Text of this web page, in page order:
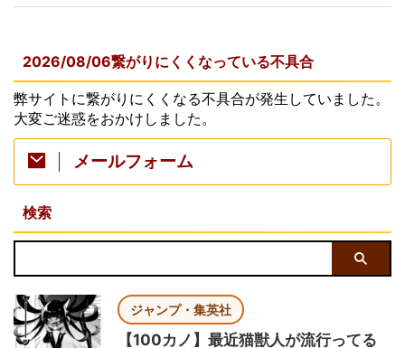
2026/08/06繋がりにくくなっている不具合
弊サイトに繋がりにくくなる不具合が発生していました。
大変ご迷惑をおかけしました。
メールフォーム
検索
ジャンプ・集英社
【100カノ】最近猫獣人が流行ってる